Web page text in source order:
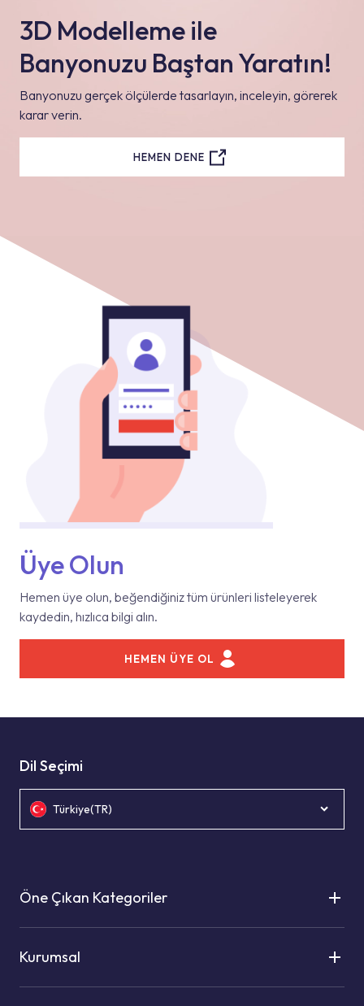
3D Modelleme ile
Banyonuzu Baştan Yaratın!
Banyonuzu gerçek ölçülerde tasarlayın, inceleyin, görerek
karar verin.
HEMEN DENE
Üye Olun
Hemen üye olun, beğendiğiniz tüm ürünleri listeleyerek
kaydedin, hızlıca bilgi alın.
HEMEN ÜYE OL
Dil Seçimi
Türkiye(TR)
Öne Çıkan Kategoriler
Kurumsal